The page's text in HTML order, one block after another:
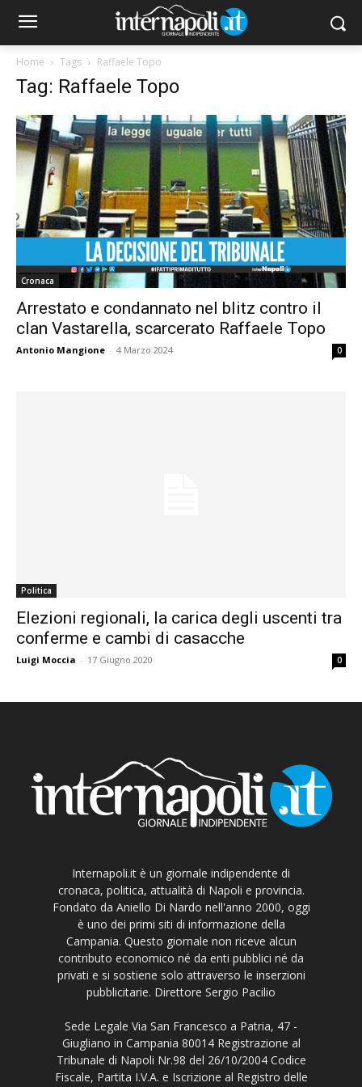
Home Tags Raffaele Topo
Tag: Raffaele Topo
Cronaca
Arrestato e condannato nel blitz contro il
clan Vastarella, scarcerato Raffaele Topo
Antonio Mangione - 4 Marzo 2024 0
Politica
Elezioni regionali, la carica degli uscenti tra
conferme e cambi di casacche
Luigi Moccia - 17 Giugno 2020 0
Internapoli.it è un giornale indipendente di
cronaca, politica, attualità di Napoli e provincia.
Fondato da Aniello Di Nardo nell'anno 2000, oggi
è uno dei primi siti di informazione della
Campania. Questo giornale non riceve alcun
contributo economico né da enti pubblici né da
privati e si sostiene solo attraverso le inserzioni
pubblicitarie. Direttore Sergio Pacilio
Sede Legale Via San Francesco a Patria, 47 -
Giugliano in Campania 80014 Registrazione al
Tribunale di Napoli Nr.98 del 26/10/2004 Codice
Fiscale, Partita I.V.A. e Iscrizione al Registro delle